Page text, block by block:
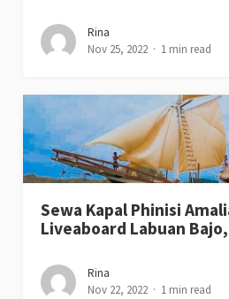
Rina
Nov 25, 2022
1 min read
Sewa Kapal Phinisi
Liveaboard Labuan
Rina
Nov 22, 2022
1 min read